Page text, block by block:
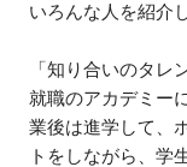
いろんな人を紹介
「知り合いのタレ
就職のアカデミー
業後は進学して、
トをしながら、学